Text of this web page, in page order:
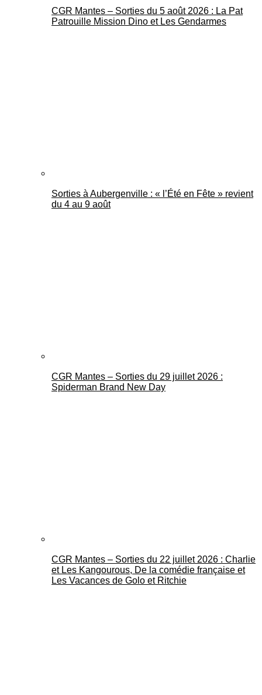
CGR Mantes – Sorties du 5 août 2026 : La Pat
Patrouille Mission Dino et Les Gendarmes
Sorties à Aubergenville : « l’Été en Fête » revient
du 4 au 9 août
CGR Mantes – Sorties du 29 juillet 2026 :
Spiderman Brand New Day
CGR Mantes – Sorties du 22 juillet 2026 : Charlie
et Les Kangourous, De la comédie française et
Les Vacances de Golo et Ritchie